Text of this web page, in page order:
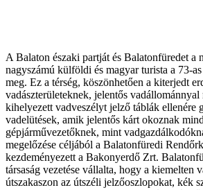
A Balaton északi partját és Balatonfüredet a
nagyszámú külföldi és magyar turista a 73-
meg. Ez a térség, köszönhetően a kiterjedt
vadászterületeknek, jelentős
kihelyezett vadveszélyt jelző táblák ellenére
vadelütések, amik jelentős kárt okoznak
gépjárművezetőknek, mint
megelőzése céljából a Balatonfüredi
kezdeményezett a Bakonyerdő Zrt.
társaság vezetése vállalta, hogy a kiemelten
útszakaszon az útszéli jelzőoszlopokat, kék